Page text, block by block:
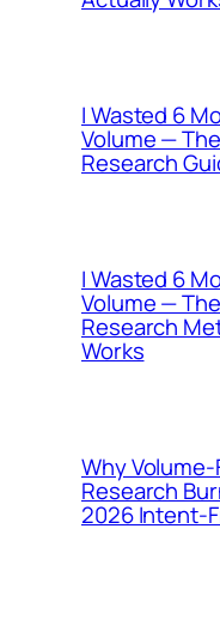
I Wasted 6
Volume —
Research
I Wasted 6
Volume —
Research
Works
Why
Research
2026 Intent-